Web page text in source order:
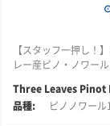
創業者の精神を
ながら、家族経
生み出し続けて
【スタッフ一押し！
レー産ピノ・ノワー
この「スリー リーブ
Three Leaves
ピノノワール